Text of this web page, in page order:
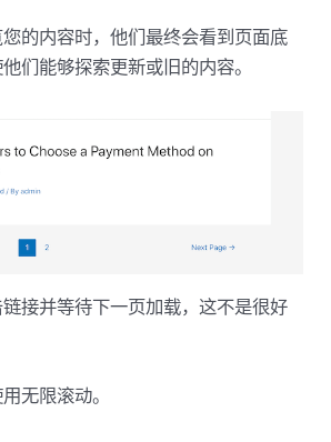
的内容时，他们最终会看到页面底
们能够探索更新或旧的内容。
接并等待下一页加载，这不是很好
无限滚动。